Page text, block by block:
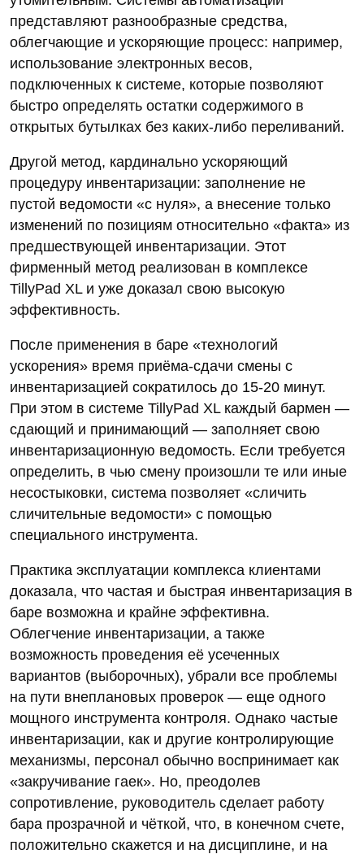
представляют разнообразные средства,
облегчающие и ускоряющие процесс: например,
использование электронных весов,
подключенных к системе, которые позволяют
быстро определять остатки содержимого в
открытых бутылках без каких-либо переливаний.
Другой метод, кардинально ускоряющий
процедуру инвентаризации: заполнение не
пустой ведомости «с нуля», а внесение только
изменений по позициям относительно «факта» из
предшествующей инвентаризации. Этот
фирменный метод реализован в комплексе
TillyPad XL и уже доказал свою высокую
эффективность.
После применения в баре «технологий
ускорения» время приёма-сдачи смены с
инвентаризацией сократилось до 15-20 минут.
При этом в системе TillyPad XL каждый бармен —
сдающий и принимающий — заполняет свою
инвентаризационную ведомость. Если требуется
определить, в чью смену произошли те или иные
несостыковки, система позволяет «сличить
сличительные ведомости» с помощью
специального инструмента.
Практика эксплуатации комплекса клиентами
доказала, что частая и быстрая инвентаризация в
баре возможна и крайне эффективна.
Облегчение инвентаризации, а также
возможность проведения её усеченных
вариантов (выборочных), убрали все проблемы
на пути внеплановых проверок — еще одного
мощного инструмента контроля. Однако частые
инвентаризации, как и другие контролирующие
механизмы, персонал обычно воспринимает как
«закручивание гаек». Но, преодолев
сопротивление, руководитель сделает работу
бара прозрачной и чёткой, что, в конечном счете,
положительно скажется и на дисциплине, и на